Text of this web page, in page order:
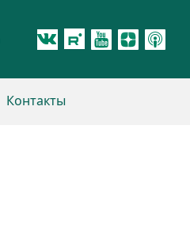
Контакты